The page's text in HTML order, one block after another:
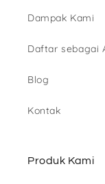
Dampak Kami
Daftar sebagai
Blog
Kontak
Produk Kami